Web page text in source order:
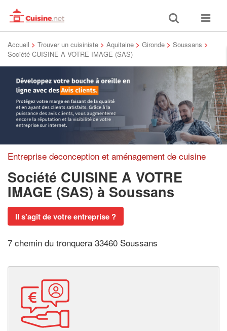
Toggle
search
Toggle
Accueil > Trouver un cuisiniste > Aquitaine > Gironde > Soussans >
Société CUISINE A VOTRE IMAGE (SAS)
Entreprise deconception et aménagement de cuisine
Société CUISINE A VOTRE
IMAGE (SAS) à Soussans
Il s'agit de votre entreprise ?
7 chemin du tronquera 33460 Soussans